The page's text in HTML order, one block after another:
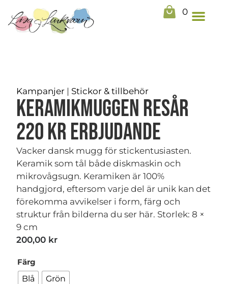
0
Kampanjer | Stickor & tillbehör
Keramikmuggen Resår
220 kr Erbjudande
Vacker dansk mugg för stickentusiasten.
Keramik som tål både diskmaskin och
mikrovågsugn. Keramiken är 100%
handgjord, eftersom varje del är unik kan det
förekomma avvikelser i form, färg och
struktur från bilderna du ser här. Storlek: 8 ×
9 cm
200,00 kr
Färg
Blå
Grön